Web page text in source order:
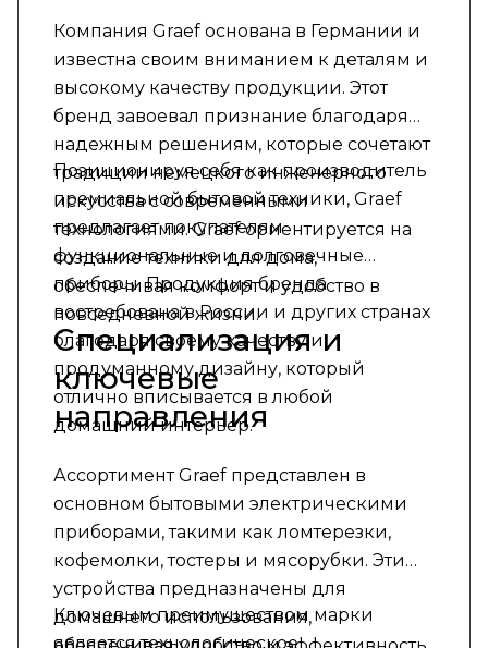
Компания Graef основана в Германии и
известна своим вниманием к деталям и
высокому качеству продукции. Этот
бренд завоевал признание благодаря
надежным решениям, которые сочетают
традиции немецкого инженерного
искусства с современными
технологиями. Graef ориентируется на
создание техники для дома,
обеспечивая комфорт и удобство в
повседневной жизни.
Позиционируя себя как производитель
премиальной бытовой техники, Graef
предлагает покупателям
функциональные и долговечные
приборы. Продукция бренда
востребована в России и других странах
благодаря своему качеству и
продуманному дизайну, который
отлично вписывается в любой
домашний интерьер.
Специализация и
ключевые
направления
Ассортимент Graef представлен в
основном бытовыми электрическими
приборами, такими как ломтерезки,
кофемолки, тостеры и мясорубки. Эти
устройства предназначены для
домашнего использования,
Ключевым преимуществом марки
является технологическое